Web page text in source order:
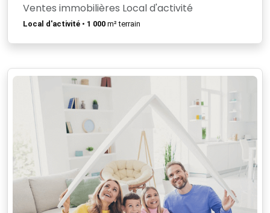
Ventes immobilières Local d'activité
Local d'activité • 1 000 m² terrain